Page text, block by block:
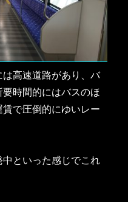
高速道路があり、バ
時間的にはバスのほ
で圧倒的にゆいレー
といった感じでこれ